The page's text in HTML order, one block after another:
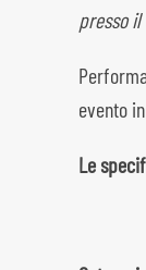
presso il
evento
Le